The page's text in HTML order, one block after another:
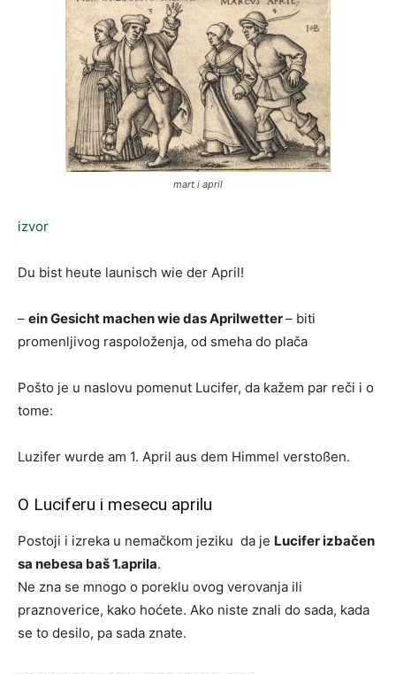
mart i april
izvor
Du bist heute launisch wie der April!
– ein Gesicht machen wie das Aprilwetter– biti
promenljivog raspoloženja, od smeha do plača
Pošto je u naslovu pomenut Lucifer, da kažem par reči i o
tome:
Luzifer wurde am 1. April aus dem Himmel verstoßen.
O Luciferu i mesecu aprilu
Postoji i izreka u nemačkom jeziku da je Lucifer izbačen
sa nebesa baš 1.aprila.
Ne zna se mnogo o poreklu ovog verovanja ili
praznoverice, kako hoćete. Ako niste znali do sada, kada
se to desilo, pa sada znate.